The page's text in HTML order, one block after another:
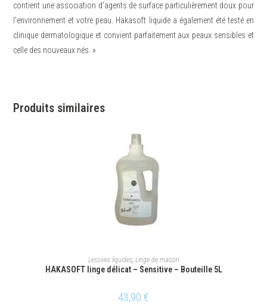
contient une association d’agents de surface particulièrement doux pour
l’environnement et votre peau. Hakasoft liquide a également été testé en
clinique dermatologique et convient parfaitement aux peaux sensibles et
celle des nouveaux nés. »
Produits similaires
AJOUTER AU PANIER
Lessives liquides, Linge de maison
HAKASOFT linge délicat – Sensitive – Bouteille 5L
43,90 €